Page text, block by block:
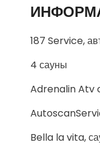
187 Service,
4 сауны
Adrenalin Atv
Bella la vita,